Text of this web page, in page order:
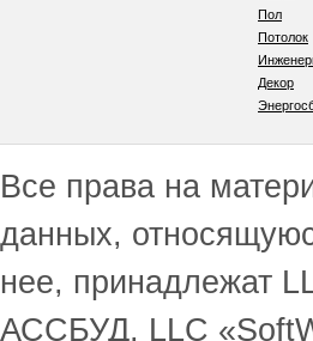
Пол
Потолок
Декор
Все права на
данных,
нее, принадлежат
АССБУД, LLC